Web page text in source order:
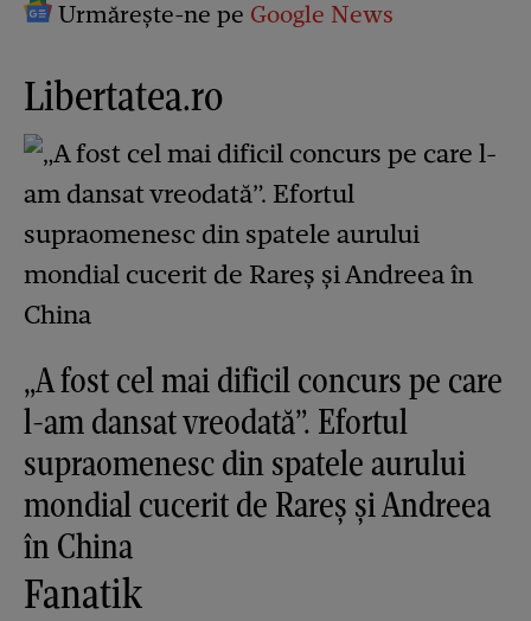
Urmărește-ne pe Google News
Libertatea.ro
„A fost cel mai dificil concurs pe care
l-am dansat vreodată”. Efortul
supraomenesc din spatele aurului
mondial cucerit de Rareș și Andreea
în China
Fanatik